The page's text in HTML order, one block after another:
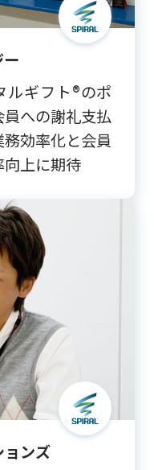
ギフト®のポ
への謝礼支払
効率化と会員
上に期待
ンズ